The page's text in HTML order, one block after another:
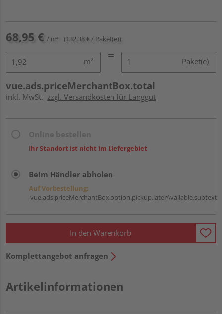
68,95 € / m² (132,38 € / Paket(e))
m² Paket(e)
vue.ads.priceMerchantBox.total
inkl. MwSt. zzgl. Versandkosten für Langgut
Ihr Standort ist nicht im Liefergebiet
Beim Händler abholen
Auf Vorbestellung:
vue.ads.priceMerchantBox.option.pickup.laterAvailable.subtext
In den Warenkorb
Komplettangebot anfragen
Artikelinformationen